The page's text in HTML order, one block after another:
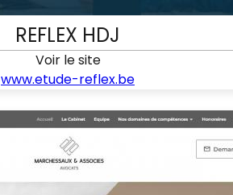
REFLEX HDJ
Voir le site
www.etude-reflex.be